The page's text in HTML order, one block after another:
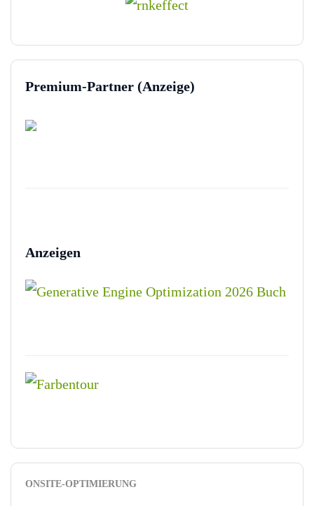
Premium-Partner (Anzeige)
Anzeigen
ONSITE-OPTIMIERUNG